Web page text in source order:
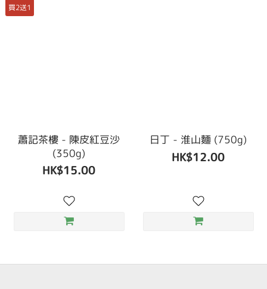
買2送1
蕭記茶樓 - 陳皮紅豆沙
(350g)
HK$15.00
日丁 - 淮山麵 (750g)
HK$12.00